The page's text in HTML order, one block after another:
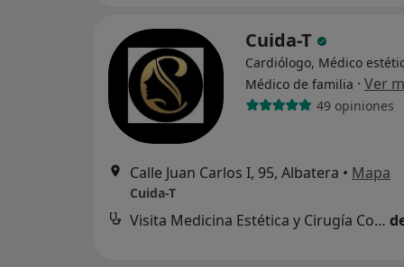
Cuida-T
Cardiólogo, Médico
Médico de familia · Ver
49 opiniones
Calle Juan Carlos I, 95, Albatera • Mapa
Cuida-T
Visita Medicina Estética y Cirugía Cosmética